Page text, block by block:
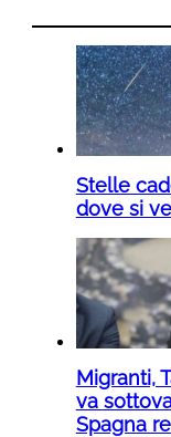
Stelle
dove si
Migranti,
va
Spagna